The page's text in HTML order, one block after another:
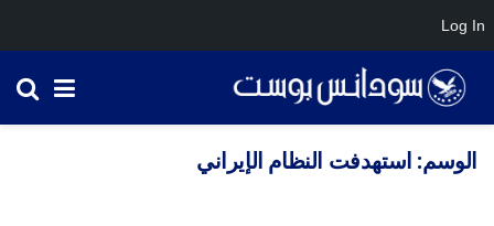
الوسم: استهدفت النظام الإيراني
Log In